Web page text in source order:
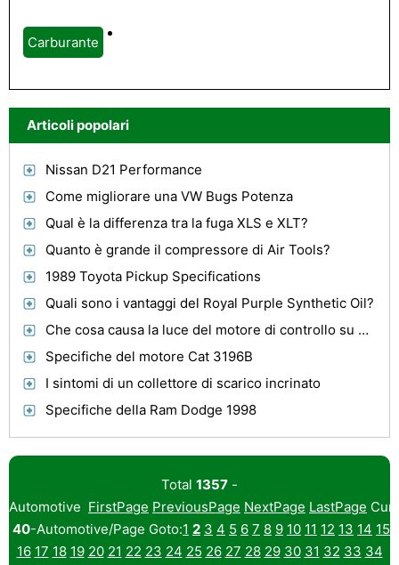
Carburante
Articoli popolari
Nissan D21 Performance
Come migliorare una VW Bugs Potenza
Qual è la differenza tra la fuga XLS e XLT?
Quanto è grande il compressore di Air Tools?
1989 Toyota Pickup Specifications
Quali sono i vantaggi del Royal Purple Synthetic Oil?
Che cosa causa la luce del motore di controllo su un secolo Buick?
Specifiche del motore Cat 3196B
I sintomi di un collettore di scarico incrinato
Specifiche della Ram Dodge 1998
Total 1357 -
Automotive FirstPage PreviousPage NextPage LastPage
40-Automotive/Page Goto:1 2 3 4 5 6 7 8 9 10 11 12 13 14 15
16 17 18 19 20 21 22 23 24 25 26 27 28 29 30 31 32 33 34